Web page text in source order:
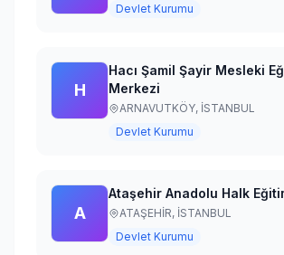
Devlet Kurumu
H
Hacı Şamil Şayir Mesleki
Merkezi
ARNAVUTKÖY, İSTANBUL
Devlet Kurumu
A
Ataşehir Anadolu Halk
ATAŞEHİR, İSTANBUL
Devlet Kurumu